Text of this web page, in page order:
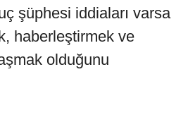
şüphesi iddiaları varsa
haberleştirmek ve
olduğunu